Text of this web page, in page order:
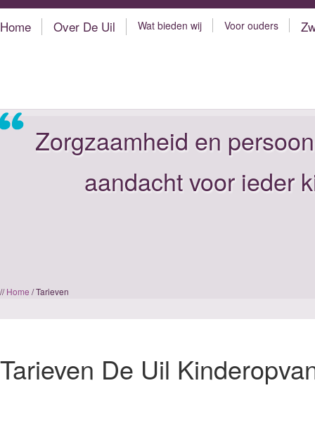
Home Over De Uil Wat bieden wij Voor ouders
Zorgzaamheid en
aandacht voor ieder
//Home / Tarieven
Tarieven De Uil